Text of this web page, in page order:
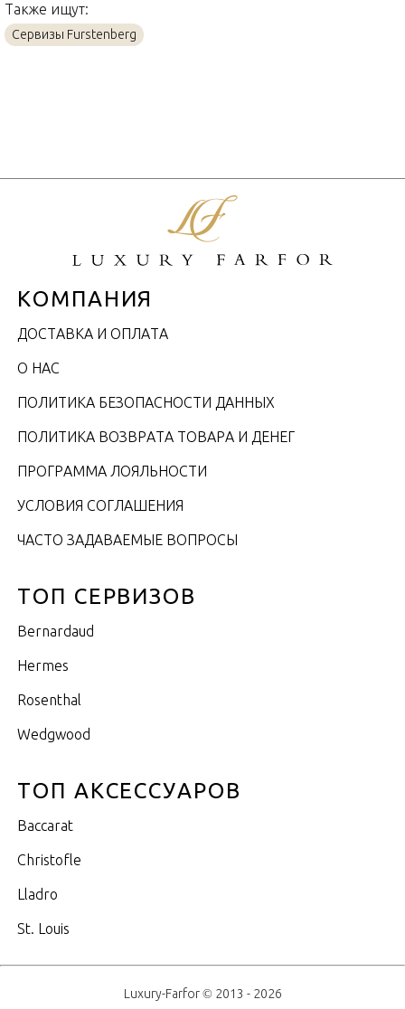
Страна производителя
Материал
Также ищут:
Сервизы Furstenberg
КОМПАНИЯ
ДОСТАВКА И ОПЛАТА
О НАС
ПОЛИТИКА БЕЗОПАСНОСТИ ДАННЫХ
ПОЛИТИКА ВОЗВРАТА ТОВАРА И ДЕНЕГ
ПРОГРАММА ЛОЯЛЬНОСТИ
УСЛОВИЯ СОГЛАШЕНИЯ
ЧАСТО ЗАДАВАЕМЫЕ ВОПРОСЫ
ТОП СЕРВИЗОВ
Bernardaud
Hermes
Rosenthal
Wedgwood
ТОП АКСЕССУАРОВ
Baccarat
Christofle
Lladro
St. Louis
Luxury-Farfor © 2013 - 2026